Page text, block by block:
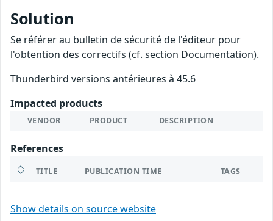
Solution
Se référer au bulletin de sécurité de l'éditeur pour
l'obtention des correctifs (cf. section Documentation).
Thunderbird versions antérieures à 45.6
Impacted products
VENDOR PRODUCT DESCRIPTION
References
TITLE PUBLICATION TIME TAGS
Show details on source website